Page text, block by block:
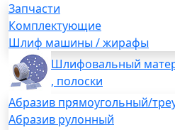
Запчасти
Комплектующие
Шлиф машины / жирафы
Шлифовальный
, полоски
Абразив прямоугольный/
Абразив рулонный